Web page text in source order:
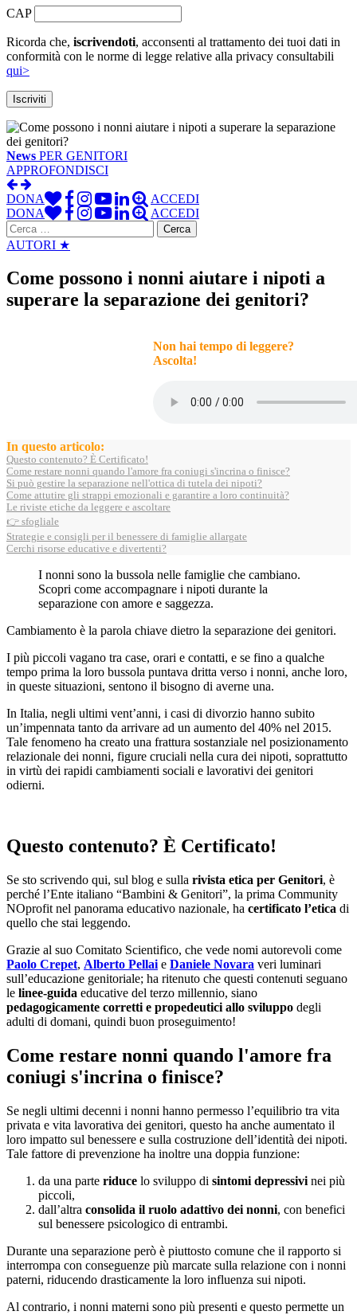
CAP
Ricorda che, iscrivendoti, acconsenti al trattamento dei tuoi dati in
conformità con le norme di legge relative alla privacy consultabili
qui>
News PER GENITORI
APPROFONDISCI
DONA
ACCEDI
DONA
ACCEDI
Ricerca
per:
AUTORI ★
Come possono i nonni aiutare i nipoti a
superare la separazione dei genitori?
Non hai tempo di leggere?
Ascolta!
In questo articolo:
Questo contenuto? È Certificato!
Come restare nonni quando l'amore fra coniugi s'incrina o finisce?
Si può gestire la separazione nell'ottica di tutela dei nipoti?
Come attutire gli strappi emozionali e garantire a loro continuità?
Le riviste etiche da leggere e ascoltare
👉 sfogliale
Strategie e consigli per il benessere di famiglie allargate
Cerchi risorse educative e divertenti?
I nonni sono la bussola nelle famiglie che cambiano.
Scopri come accompagnare i nipoti durante la
separazione con amore e saggezza.
Cambiamento è la parola chiave dietro la separazione dei genitori.
I più piccoli vagano tra case, orari e contatti, e se fino a qualche
tempo prima la loro bussola puntava dritta verso i nonni, anche loro,
in queste situazioni, sentono il bisogno di averne una.
In Italia, negli ultimi vent’anni, i casi di divorzio hanno subito
un’impennata tanto da arrivare ad un aumento del 40% nel 2015.
Tale fenomeno ha creato una frattura sostanziale nel posizionamento
relazionale dei nonni, figure cruciali nella cura dei nipoti, soprattutto
in virtù dei rapidi cambiamenti sociali e lavorativi dei genitori
odierni.
Questo contenuto? È Certificato!
Se sto scrivendo qui, sul blog e sulla rivista etica per Genitori, è
perché l’Ente italiano “Bambini & Genitori”, la prima Community
NOprofit nel panorama educativo nazionale, ha certificato l’etica di
quello che stai leggendo.
Grazie al suo Comitato Scientifico, che vede nomi autorevoli come
Paolo Crepet, Alberto Pellai e Daniele Novara veri luminari
sull’educazione genitoriale; ha ritenuto che questi contenuti seguano
le linee-guida educative del terzo millennio, siano
pedagogicamente corretti e propedeutici allo sviluppo degli
adulti di domani, quindi buon proseguimento!
Come restare nonni quando l'amore fra
coniugi s'incrina o finisce?
Se negli ultimi decenni i nonni hanno permesso l’equilibrio tra vita
privata e vita lavorativa dei genitori, questo ha anche aumentato il
loro impatto sul benessere e sulla costruzione dell’identità dei nipoti.
Tale fattore di prevenzione ha inoltre una doppia funzione:
da una parte riduce lo sviluppo di sintomi depressivi nei più
piccoli,
dall’altra consolida il ruolo adattivo dei nonni, con benefici
sul benessere psicologico di entrambi.
Durante una separazione però è piuttosto comune che il rapporto si
interrompa con conseguenze più marcate sulla relazione con i nonni
paterni, riducendo drasticamente la loro influenza sui nipoti.
Al contrario, i nonni materni sono più presenti e questo permette un